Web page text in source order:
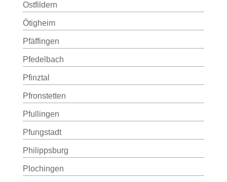
Ostfildern
Ötigheim
Pfäffingen
Pfedelbach
Pfinztal
Pfronstetten
Pfullingen
Pfungstadt
Philippsburg
Plochingen